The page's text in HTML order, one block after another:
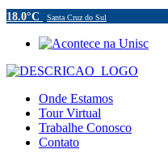
18.0°C Santa Cruz do Sul
Onde Estamos
Tour Virtual
Trabalhe Conosco
Contato